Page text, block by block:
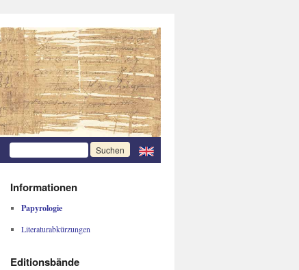
Informationen
Papyrologie
Literaturabkürzungen
Editionsbände